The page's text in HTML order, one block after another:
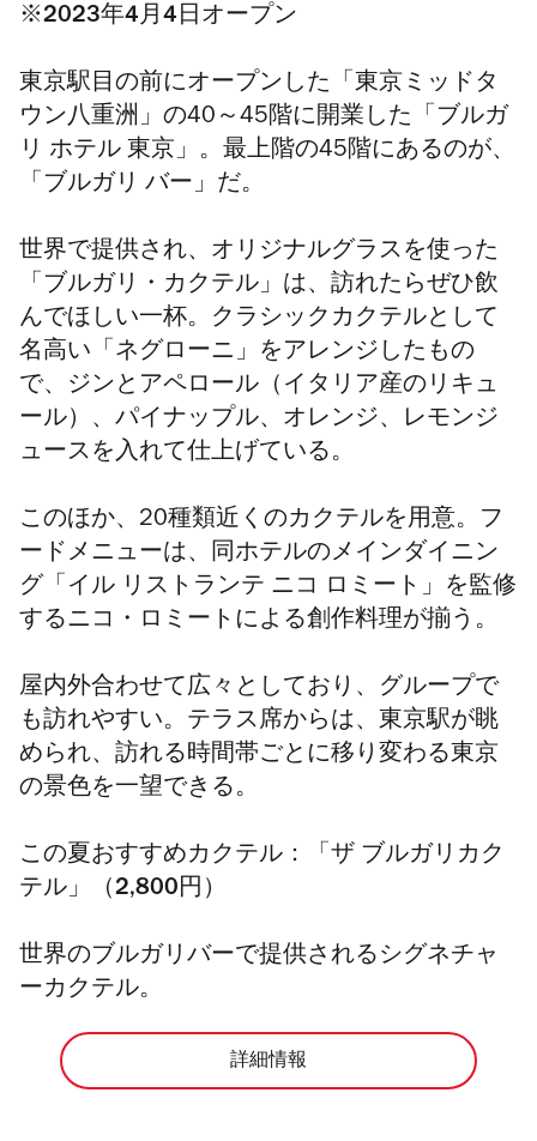
※2023年4月4日オープン
東京駅目の前にオープンした「東京ミッドタ
ウン八重洲」の40～45階に開業した「ブルガ
リ ホテル 東京」。最上階の45階にあるのが、
「ブルガリ バー」だ。
世界で提供され、オリジナルグラスを使った
「ブルガリ・カクテル」は、訪れたらぜひ飲
んでほしい一杯。クラシックカクテルとして
名高い「ネグローニ」をアレンジしたもの
で、ジンとアペロール（イタリア産のリキュ
ール）、パイナップル、オレンジ、レモンジ
ュースを入れて仕上げている。
このほか、20種類近くのカクテルを用意。フ
ードメニューは、同ホテルのメインダイニン
グ「イル リストランテ ニコ ロミート」を監修
するニコ・ロミートによる創作料理が揃う。
屋内外合わせて広々としており、グループで
も訪れやすい。テラス席からは、東京駅が眺
められ、訪れる時間帯ごとに移り変わる東京
の景色を一望できる。
この夏おすすめカクテル：「ザ ブルガリカク
テル」（2,800円）
世界のブルガリバーで提供されるシグネチャ
ーカクテル。
詳細情報